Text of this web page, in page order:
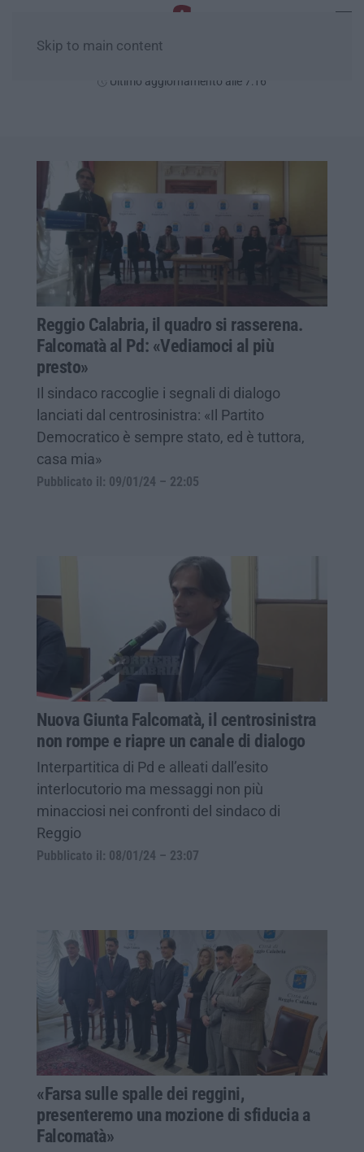
Skip to main content
Ultimo aggiornamento alle 7:16
Reggio Calabria, il quadro si rasserena.
Falcomatà al Pd: «Vediamoci al più
presto»
Il sindaco raccoglie i segnali di dialogo
lanciati dal centrosinistra: «Il Partito
Democratico è sempre stato, ed è tuttora,
casa mia»
Pubblicato il: 09/01/24 – 22:05
Nuova Giunta Falcomatà, il centrosinistra
non rompe e riapre un canale di dialogo
Interpartitica di Pd e alleati dall’esito
interlocutorio ma messaggi non più
minacciosi nei confronti del sindaco di
Reggio
Pubblicato il: 08/01/24 – 23:07
«Farsa sulle spalle dei reggini,
presenteremo una mozione di sfiducia a
Falcomatà»